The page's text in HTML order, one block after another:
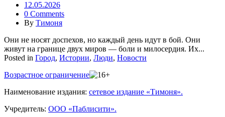
12.05.2026
0 Comments
By Тимоня
Они не носят доспехов, но каждый день идут в бой. Они
живут на границе двух миров — боли и милосердия. Их...
Posted in Город, Истории, Люди, Новости
Возрастное ограничение
Наименование издания: сетевое издание «Тимоня».
Учредитель: ООО «Паблисити».